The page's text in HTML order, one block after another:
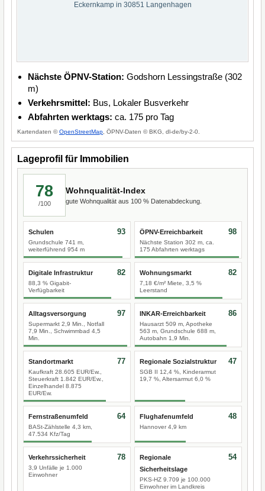
Eckernkamp in 30851 Langenhagen
Nächste ÖPNV-Station: Godshorn Lessingstraße (302
m)
Verkehrsmittel: Bus, Lokaler Busverkehr
Abfahrten werktags: ca. 175 pro Tag
Kartendaten ©OpenStreetMap , ÖPNV-Daten © BKG, dl-de/by-2-0.
Lageprofil für Immobilien
78
/100
Wohnqualität-Index
gute Wohnqualität aus 100 % Datenabdeckung.
Schulen
Grundschule 741 m,
weiterführend 954 m
93 ÖPNV-Erreichbarkeit
Nächste Station 302 m, ca.
175 Abfahrten werktags
98
Digitale Infrastruktur
88,3 % Gigabit-
Verfügbarkeit
82 Wohnungsmarkt
7,18 €/m² Miete, 3,5 %
Leerstand
82
Alltagsversorgung
Supermarkt 2,9 Min., Notfall
7,9 Min., Schwimmbad 4,5
Min.
97 INKAR-Erreichbarkeit
Hausarzt 509 m, Apotheke
563 m, Grundschule 688 m,
Autobahn 1,9 Min.
86
Standortmarkt
Kaufkraft 28.605 EUR/Ew.,
Steuerkraft 1.842 EUR/Ew.,
Einzelhandel 8.875
EUR/Ew.
77 Regionale Sozialstruktur
SGB II 12,4 %, Kinderarmut
19,7 %, Altersarmut 6,0 %
47
Fernstraßenumfeld
BASt-Zählstelle 4,3 km,
47.534 Kfz/Tag
64 Flughafenumfeld
Hannover 4,9 km
48
Verkehrssicherheit
3,9 Unfälle je 1.000
Einwohner
78
Regionale
Sicherheitslage
PKS-HZ 9.709 je 100.000
Einwohner im Landkreis
54